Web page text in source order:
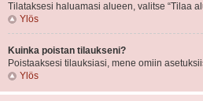
Tilataksesi haluamasi alueen, valitse “Tilaa
Ylös
Kuinka poistan tilaukseni?
Poistaaksesi tilauksiasi, mene omiin
Ylös